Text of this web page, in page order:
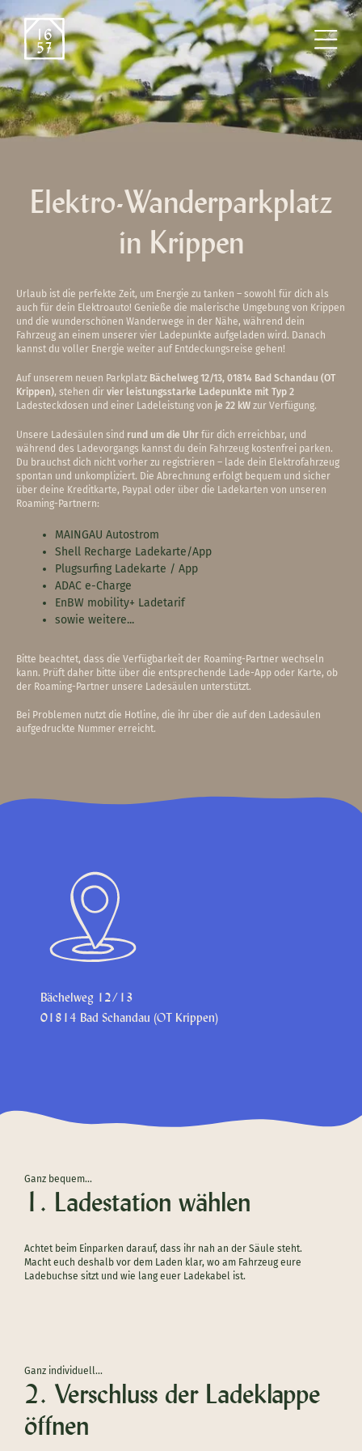
Elektro-Wanderparkplatz
in Krippen
Urlaub ist die perfekte Zeit, um Energie zu tanken – sowohl für dich als
auch für dein Elektroauto! Genieße die malerische Umgebung von Krippen
und die wunderschönen Wanderwege in der Nähe, während dein
Fahrzeug an einem unserer vier Ladepunkte aufgeladen wird. Danach
kannst du voller Energie weiter auf Entdeckungsreise gehen!
Auf unserem neuen Parkplatz Bächelweg 12/13, 01814 Bad Schandau (OT
Krippen), stehen dir vier leistungsstarke Ladepunkte mit Typ 2
Ladesteckdosen und einer Ladeleistung von je 22 kWzur Verfügung.
Unsere Ladesäulen sind rund um die Uhrfür dich erreichbar, und
während des Ladevorgangs kannst du dein Fahrzeug kostenfrei parken.
Du brauchst dich nicht vorher zu registrieren – lade dein Elektrofahrzeug
spontan und unkompliziert. Die Abrechnung erfolgt bequem und sicher
über deine Kreditkarte, Paypal oder über die Ladekarten von unseren
Roaming-Partnern:
MAINGAU Autostrom
Shell Recharge Ladekarte/App
Plugsurfing Ladekarte / App
ADAC e-Charge
EnBW mobility+ Ladetarif
sowie weitere...
Bitte beachtet, dass die Verfügbarkeit der Roaming-Partner wechseln
kann. Prüft daher bitte über die entsprechende Lade-App oder Karte, ob
der Roaming-Partner unsere Ladesäulen unterstützt.
Bei Problemen nutzt die Hotline, die ihr über die auf den Ladesäulen
aufgedruckte Nummer erreicht.
Bächelweg 12/13
01814 Bad Schandau (OT Krippen)
Ganz bequem…
1. Ladestation wählen
Achtet beim Einparken darauf, dass ihr nah an der Säule steht.
Macht euch deshalb vor dem Laden klar, wo am Fahrzeug eure
Ladebuchse sitzt und wie lang euer Ladekabel ist.
Ganz individuell…
2. Verschluss der Ladeklappe
öffnen